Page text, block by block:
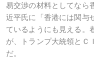
易交渉の材料としてなら
近平氏に「香港には関与
ているようにも見える。
が、トランプ大統領とＣ
だ。